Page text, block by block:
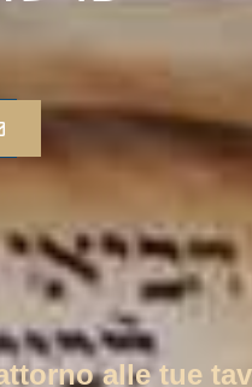
alle tue